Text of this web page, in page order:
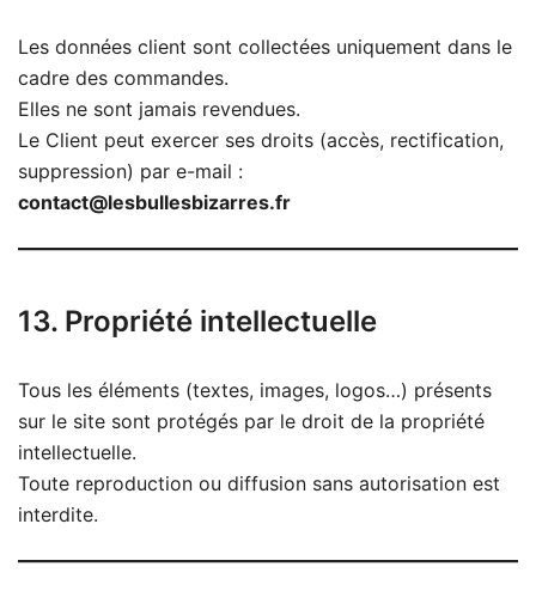
Les données client sont collectées uniquement dans le
cadre des commandes.
Elles ne sont jamais revendues.
Le Client peut exercer ses droits (accès, rectification,
suppression) par e-mail :
contact@lesbullesbizarres.fr
13. Propriété intellectuelle
Tous les éléments (textes, images, logos…) présents
sur le site sont protégés par le droit de la propriété
intellectuelle.
Toute reproduction ou diffusion sans autorisation est
interdite.